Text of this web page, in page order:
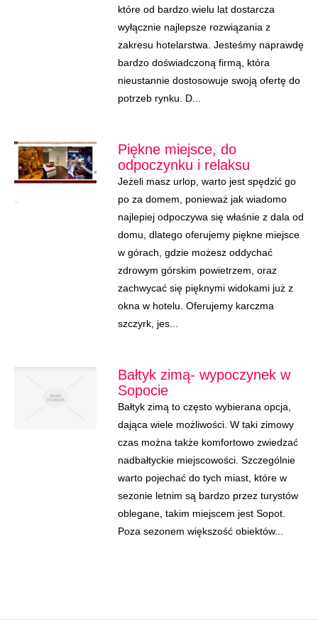
które od bardzo wielu lat dostarcza
wyłącznie najlepsze rozwiązania z
zakresu hotelarstwa. Jesteśmy naprawdę
bardzo doświadczoną firmą, która
nieustannie dostosowuje swoją ofertę do
potrzeb rynku. D...
Piękne miejsce, do
odpoczynku i relaksu
Jeżeli masz urlop, warto jest spędzić go
po za domem, ponieważ jak wiadomo
najlepiej odpoczywa się właśnie z dala od
domu, dlatego oferujemy piękne miejsce
w górach, gdzie możesz oddychać
zdrowym górskim powietrzem, oraz
zachwycać się pięknymi widokami już z
okna w hotelu. Oferujemy karczma
szczyrk, jes...
Bałtyk zimą- wypoczynek w
Sopocie
Bałtyk zimą to często wybierana opcja,
dająca wiele możliwości. W taki zimowy
czas można także komfortowo zwiedzać
nadbałtyckie miejscowości. Szczególnie
warto pojechać do tych miast, które w
sezonie letnim są bardzo przez turystów
oblegane, takim miejscem jest Sopot.
Poza sezonem większość obiektów...